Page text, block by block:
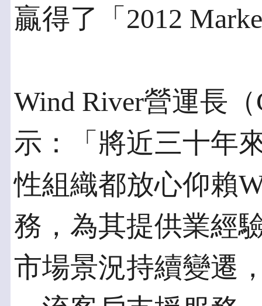
贏得了「2012
Wind River營運長
示：「將近三十年
性組織都放心仰賴
務，為其提供業經
市場景況持續變遷